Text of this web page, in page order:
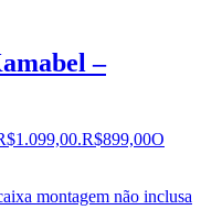
–
R$899,00O
montagem não inclusa